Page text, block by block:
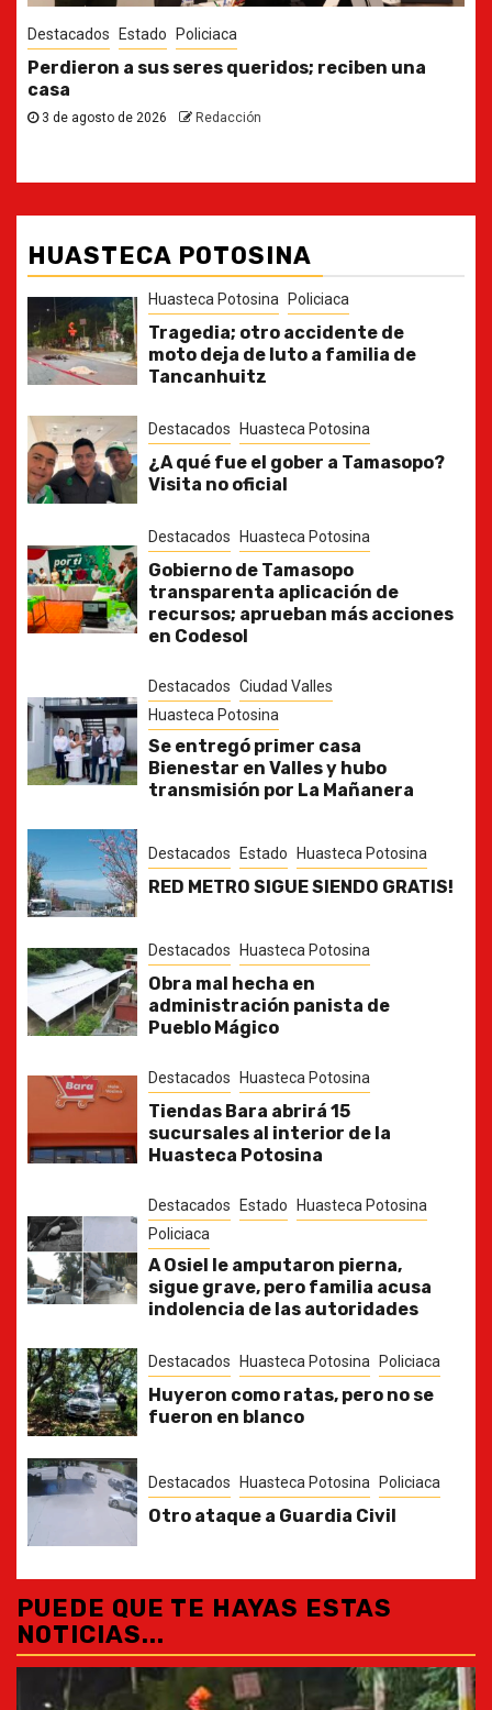
Destacados Estado
Ya casi, el quinto informe del Gobernador
30 de julio de 2026
HUASTECA POTOSINA
Huasteca Potosina Policiaca
Tragedia; otro accidente de
moto deja de luto a familia de
Tancanhuitz
Destacados Huasteca Potosina
¿A qué fue el gober a Tamasopo?
Visita no oficial
Destacados Huasteca Potosina
Gobierno de Tamasopo
transparenta aplicación de
recursos; aprueban más acciones
en Codesol
Destacados Ciudad Valles
Huasteca Potosina
Se entregó primer casa
Bienestar en Valles y hubo
transmisión por La Mañanera
Destacados Estado Huasteca Potosina
RED METRO SIGUE SIENDO GRATIS!
Destacados Huasteca Potosina
Obra mal hecha en
administración panista de
Pueblo Mágico
Destacados Huasteca Potosina
Tiendas Bara abrirá 15
sucursales al interior de la
Huasteca Potosina
Destacados Estado
Huasteca Potosina
Policiaca
A Osiel le amputaron pierna,
sigue grave, pero familia acusa
indolencia de las autoridades
Destacados Huasteca Potosina Policiaca
Huyeron como ratas, pero no se
fueron en blanco
Destacados Huasteca Potosina Policiaca
Otro ataque a Guardia Civil
PUEDE QUE TE HAYAS ESTAS
NOTICIAS...